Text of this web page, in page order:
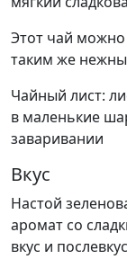
Этот чай можно
таким же
Чайный лист:
в маленькие
заваривании
Вкус
Настой
аромат со
вкус и